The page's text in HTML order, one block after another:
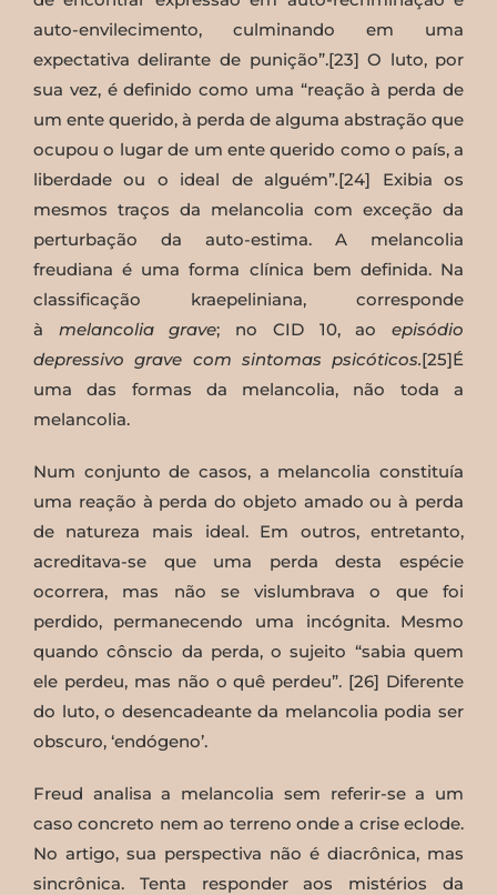
auto-envilecimento, culminando em uma
expectativa delirante de punição”.[23] O luto, por
sua vez, é definido como uma “reação à perda de
um ente querido, à perda de alguma abstração que
ocupou o lugar de um ente querido como o país, a
liberdade ou o ideal de alguém”.[24] Exibia os
mesmos traços da melancolia com exceção da
perturbação da auto-estima. A melancolia
freudiana é uma forma clínica bem definida. Na
classificação kraepeliniana, corresponde
à melancolia grave; no CID 10, aoepisódio
depressivo grave com sintomas psicóticos.[25]É
uma das formas da melancolia, não toda a
melancolia.
Num conjunto de casos, a melancolia constituía
uma reação à perda do objeto amado ou à perda
de natureza mais ideal. Em outros, entretanto,
acreditava-se que uma perda desta espécie
ocorrera, mas não se vislumbrava o que foi
perdido, permanecendo uma incógnita. Mesmo
quando cônscio da perda, o sujeito “sabia quem
ele perdeu, mas não o quê perdeu”. [26] Diferente
do luto, o desencadeante da melancolia podia ser
obscuro, ‘endógeno’.
Freud analisa a melancolia sem referir-se a um
caso concreto nem ao terreno onde a crise eclode.
No artigo, sua perspectiva não é diacrônica, mas
sincrônica. Tenta responder aos mistérios da